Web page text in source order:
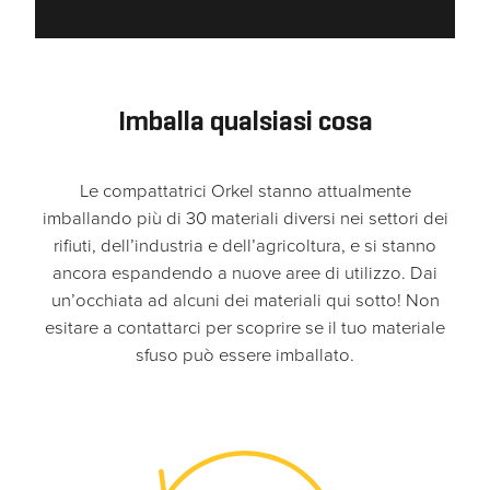
Imballa qualsiasi cosa
Le compattatrici Orkel stanno attualmente
imballando più di 30 materiali diversi nei settori dei
rifiuti, dell’industria e dell’agricoltura, e si stanno
ancora espandendo a nuove aree di utilizzo. Dai
un’occhiata ad alcuni dei materiali qui sotto! Non
esitare a contattarci per scoprire se il tuo materiale
sfuso può essere imballato.
esperienza
sul nostro
sito durante
Se rifiuti
cookie,
alcune
funzioni del
sito non
saranno
disponibili.
Condividendo i
tuoi interessi e